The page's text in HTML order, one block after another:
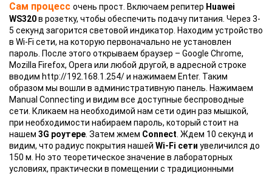
Сам процесс очень прост. Включаем репитер Huawei
WS320в розетку, чтобы обеспечить подачу питания. Через 3-
5 секунд загорится световой индикатор. Находим устройство
в Wi-Fi сети, на которую первоначально не установлен
пароль. После этого открываем браузер – Google Chrome,
Mozilla Firefox, Opera или любой другой, в адресной строке
вводим http://192.168.1.254/ и нажимаем Enter. Таким
образом мы вошли в административную панель. Нажимаем
Manual Connecting и видим все доступные беспроводные
сети. Кликаем на необходимой нам сети один раз мышкой,
при необходимости набираем пароль, который стоит на
нашем 3G роутере . Затем жмем Сonnect . Ждем 10 секунд и
видим, что радиус покрытия нашей Wi-Fi сети увеличился до
150 м. Но это теоретическое значение в лабораторных
условиях, практически в помещении с традиционными